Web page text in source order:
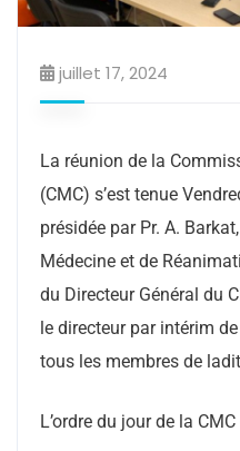
juillet 17, 2024
La réunion de la
(CMC) s’est tenue
présidée par Pr. A.
Médecine et de
du Directeur Général du
le directeur par intérim
tous les membres de
L’ordre du jour de la